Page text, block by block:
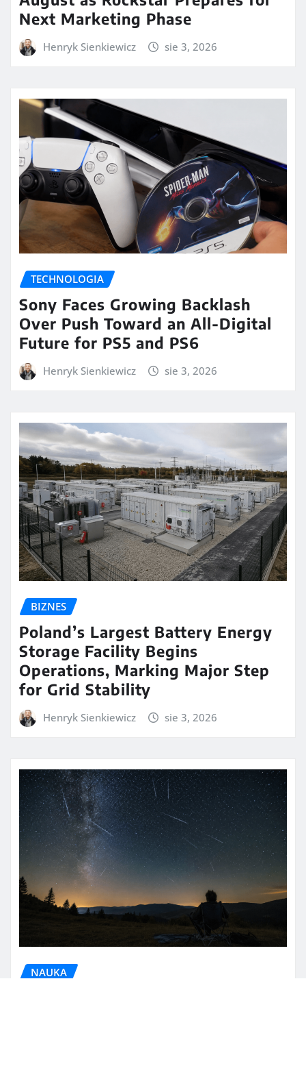
Next Marketing Phase
Henryk Sienkiewicz sie 3, 2026
TECHNOLOGIA
Sony Faces Growing Backlash
Over Push Toward an All-Digital
Future for PS5 and PS6
Henryk Sienkiewicz sie 3, 2026
BIZNES
Poland’s Largest Battery Energy
Storage Facility Begins
Operations, Marking Major Step
for Grid Stability
Henryk Sienkiewicz sie 3, 2026
NAUKA